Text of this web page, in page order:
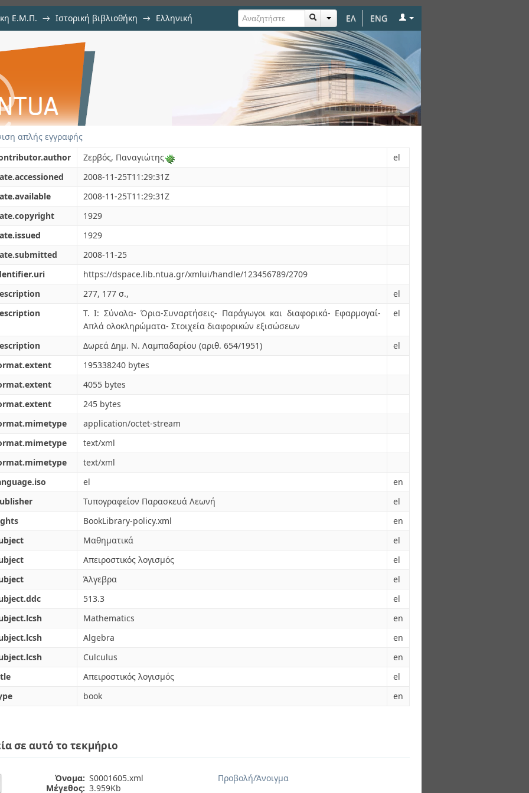
ΕΛ ENG
Ε.Μ.Π. → Ιστορική βιβλιοθήκη → Ελληνική
απλής εγγραφής
Ζερβός, Παναγιώτης
el
2008-11-25T11:29:31Z
2008-11-25T11:29:31Z
1929
1929
2008-11-25
https://dspace.lib.ntua.gr/xmlui/handle/123456789/2709
277, 177 σ.,
el
Τ. Ι: Σύνολα- Όρια-Συναρτήσεις- Παράγωγοι και διαφορικά- Εφαρμογαί-
Απλά ολοκληρώματα- Στοιχεία διαφορικών εξισώσεων
el
Δωρεά Δημ. Ν. Λαμπαδαρίου (αριθ. 654/1951)
el
195338240 bytes
4055 bytes
245 bytes
application/octet-stream
text/xml
text/xml
el
en
Τυπογραφείον Παρασκευά Λεωνή
el
BookLibrary-policy.xml
en
Μαθηματικά
el
Απειροστικός λογισμός
el
Άλγεβρα
el
513.3
el
Mathematics
en
Algebra
en
Culculus
en
Απειροστικός λογισμός
el
book en
σε αυτό το τεκμήριο
Όνομα: S0001605.xml
Μέγεθος: 3.959Kb
Προβολή/Άνοιγμα